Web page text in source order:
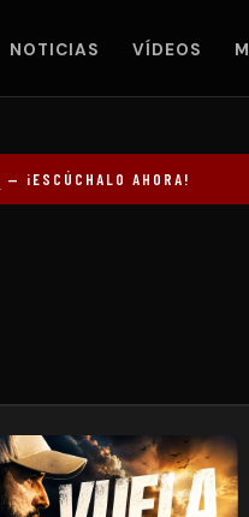
— ¡ESCÚCHALO AHORA!
NOTICIAS VÍDEOS